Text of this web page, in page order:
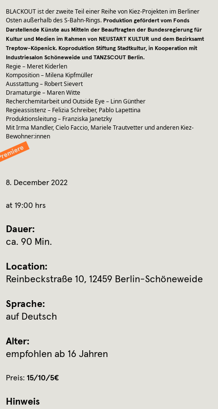
BLACKOUT ist der zweite Teil einer Reihe von Kiez-Projekten im Berliner
Osten außerhalb des S-Bahn-Rings. Produktion gefördert vom Fonds
Darstellende Künste aus Mitteln der Beauftragten der Bundesregierung für
Kultur und Medien im Rahmen von NEUSTART KULTUR und dem Bezirksamt
Treptow-Köpenick. Koproduktion Stiftung Stadtkultur, in Kooperation mit
Industriesalon Schöneweide und TANZSCOUT Berlin.
Regie – Meret Kiderlen
Komposition – Milena Kipfmüller
Ausstattung – Robert Sievert
Dramaturgie – Maren Witte
Recherchemitarbeit und Outside Eye – Linn Günther
Regieassistenz – Felizia Schreiber, Pablo Lapettina
Produktionsleitung – Franziska Janetzky
Mit Irma Mandler, Cielo Faccio, Mariele Trautvetter und anderen Kiez-
Bewohner:innen
8. December 2022
at 19:00 hrs
Dauer:
ca. 90 Min.
Location:
Reinbeckstraße 10, 12459 Berlin-Schöneweide
Sprache:
auf Deutsch
Alter:
empfohlen ab 16 Jahren
Preis: 15/10/5€
Hinweis